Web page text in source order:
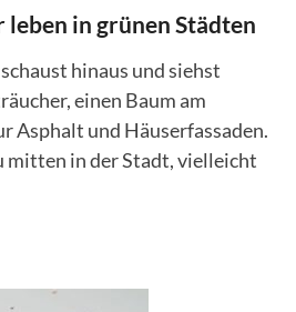
leben in grünen Städten
hinaus und siehst
einen Baum am
Asphalt und Häuserfassaden.
in der Stadt, vielleicht